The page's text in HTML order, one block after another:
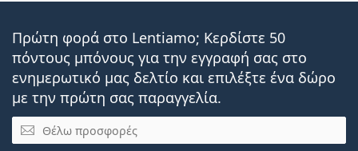
Πρώτη φορά στο Lentiamo; Κερδίστε 50
πόντους μπόνους για την εγγραφή σας στο
ενημερωτικό μας δελτίο και επιλέξτε ένα δώρο
με την πρώτη σας παραγγελία.
Email